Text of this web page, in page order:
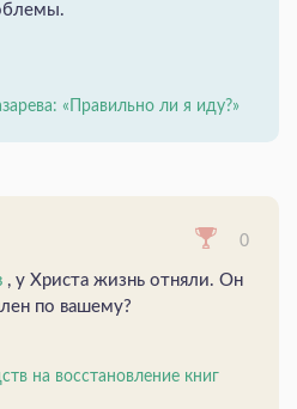
«Правильно ли я иду?»
0
, у Христа жизнь отняли. Он
по вашему?
на восстановление книг